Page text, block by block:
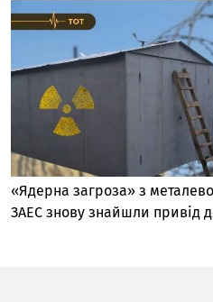
«Ядерна загроза» з
ЗАЕС знову знайшли привід